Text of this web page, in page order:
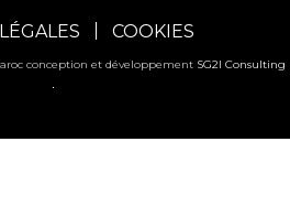
COOKIES
conception et développement SG2I Consulting